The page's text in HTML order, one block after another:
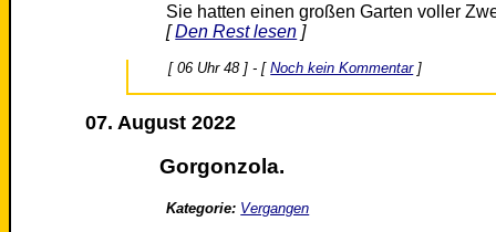
Sie hatten einen großen Garten voller
[Den Rest lesen ]
[ 06 Uhr 48 ] - [Noch kein Kommentar]
07. August 2022
Gorgonzola.
Kategorie: Vergangen